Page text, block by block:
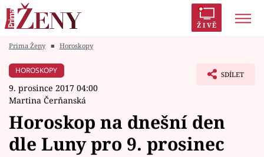
ŽIVĚ
Módní alarm
Témata
Prima Ženy ■ Horoskopy
HOROSKOPY
9. prosince 2017 04:00
Martina Čerňanská
SDÍLET
Horoskop na dnešní den
dle Luny pro 9. prosinec